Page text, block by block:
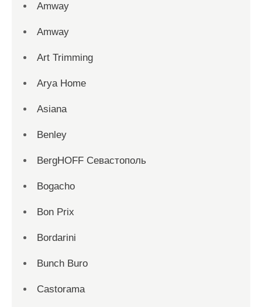
Amway
Amway
Art Trimming
Arya Home
Asiana
Benley
BergHOFF Севастополь
Bogacho
Bon Prix
Bordarini
Bunch Buro
Castorama